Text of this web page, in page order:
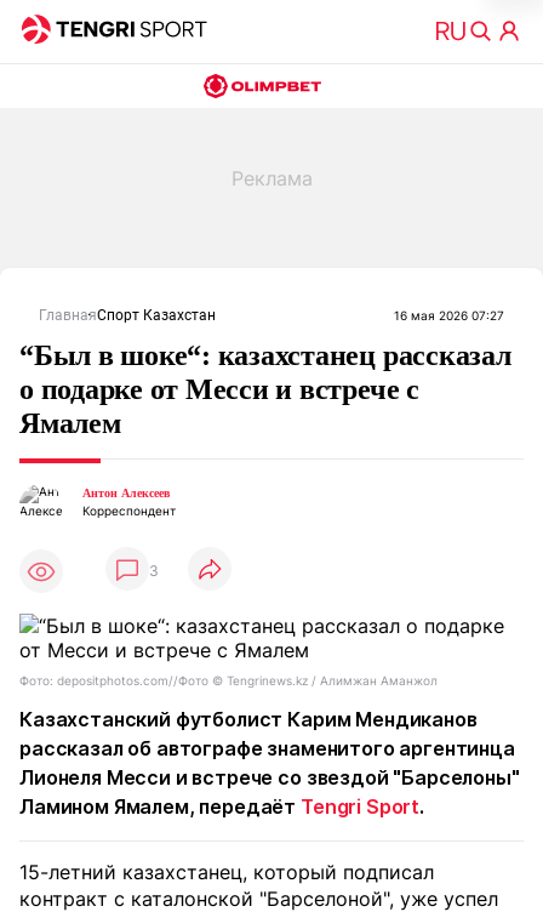
ГлавнаяСпорт Казахстан 16 мая 2026 07:27
“Был в шоке“: казахстанец рассказал
о подарке от Месси и встрече с
Ямалем
Антон Алексеев
Корреспондент
3
Фото: depositphotos.com//Фото © Tengrinews.kz / Алимжан Аманжол
Казахстанский футболист Карим Мендиканов
рассказал об автографе знаменитого аргентинца
Лионеля Месси и встрече со звездой "Барселоны"
Ламином Ямалем, передаёт Tengri Sport.
15-летний казахстанец, который подписал
контракт с каталонской "Барселоной", уже успел